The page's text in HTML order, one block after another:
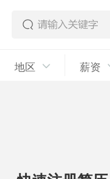
地区 薪资